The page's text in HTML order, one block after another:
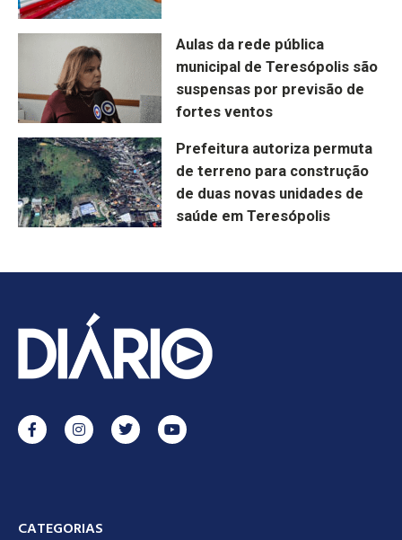
Aulas da rede pública
municipal de Teresópolis são
suspensas por previsão de
fortes ventos
Prefeitura autoriza permuta
de terreno para construção
de duas novas unidades de
saúde em Teresópolis
CATEGORIAS